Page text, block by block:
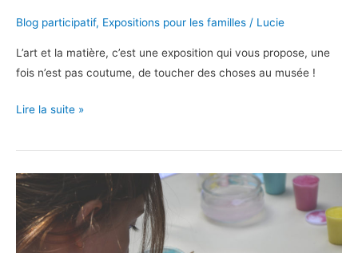
Blog participatif, Expositions pour les familles / Lucie
L’art et la matière, c’est une exposition qui vous propose, une
fois n’est pas coutume, de toucher des choses au musée !
L’art
la
Prière
de
toucher
Lire la suite »